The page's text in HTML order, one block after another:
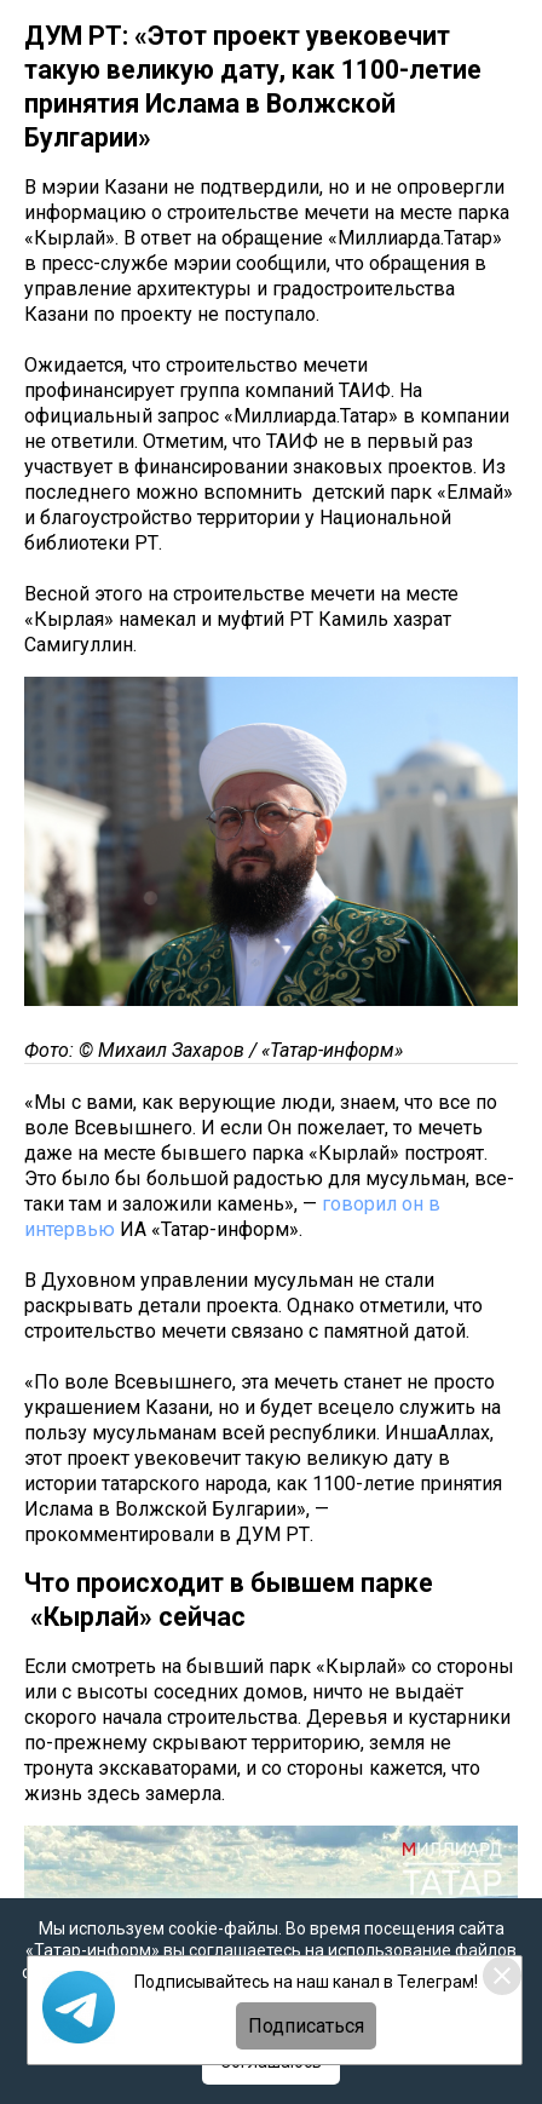
ДУМ РТ: «Этот проект увековечит
такую великую дату, как 1100-летие
принятия Ислама в Волжской
Булгарии»
В мэрии Казани не подтвердили, но и не опровергли
информацию о строительстве мечети на месте парка
«Кырлай». В ответ на обращение «Миллиарда.Татар»
в пресс-службе мэрии сообщили, что обращения в
управление архитектуры и градостроительства
Казани по проекту не поступало.
Ожидается, что строительство мечети
профинансирует группа компаний ТАИФ. На
официальный запрос «Миллиарда.Татар» в компании
не ответили. Отметим, что ТАИФ не в первый раз
участвует в финансировании знаковых проектов. Из
последнего можно вспомнить детский парк «Елмай»
и благоустройство территории у Национальной
библиотеки РТ.
Весной этого на строительстве мечети на месте
«Кырлая» намекал и муфтий РТ Камиль хазрат
Самигуллин.
Фото: © Михаил Захаров / «Татар-информ»
«Мы с вами, как верующие люди, знаем, что все по
воле Всевышнего. И если Он пожелает, то мечеть
даже на месте бывшего парка «Кырлай» построят.
Это было бы большой радостью для мусульман, все-
таки там и заложили камень», — говорил он в
интервью ИА «Татар-информ».
В Духовном управлении мусульман не стали
раскрывать детали проекта. Однако отметили, что
строительство мечети связано с памятной датой.
«По воле Всевышнего, эта мечеть станет не просто
украшением Казани, но и будет всецело служить на
пользу мусульманам всей республики. ИншаАллах,
этот проект увековечит такую великую дату в
истории татарского народа, как 1100-летие принятия
Ислама в Волжской Булгарии», —
прокомментировали в ДУМ РТ.
Что происходит в бывшем парке
«Кырлай» сейчас
Если смотреть на бывший парк «Кырлай» со стороны
или с высоты соседних домов, ничто не выдаёт
скорого начала строительства. Деревья и кустарники
по-прежнему скрывают территорию, земля не
тронута экскаваторами, и со стороны кажется, что
жизнь здесь замерла.
Мы используем cookie-файлы. Во время посещения сайта
«Татар-информ» вы соглашаетесь на использование файлов
cookie в соответствии с настоящим уведомлением, согласием
наобработку персональных данных,Политикой о
персональных данных
Политикой конфиденциальности
Соглашаюсь
Подписывайтесь на наш канал в Телеграм!
Подписаться